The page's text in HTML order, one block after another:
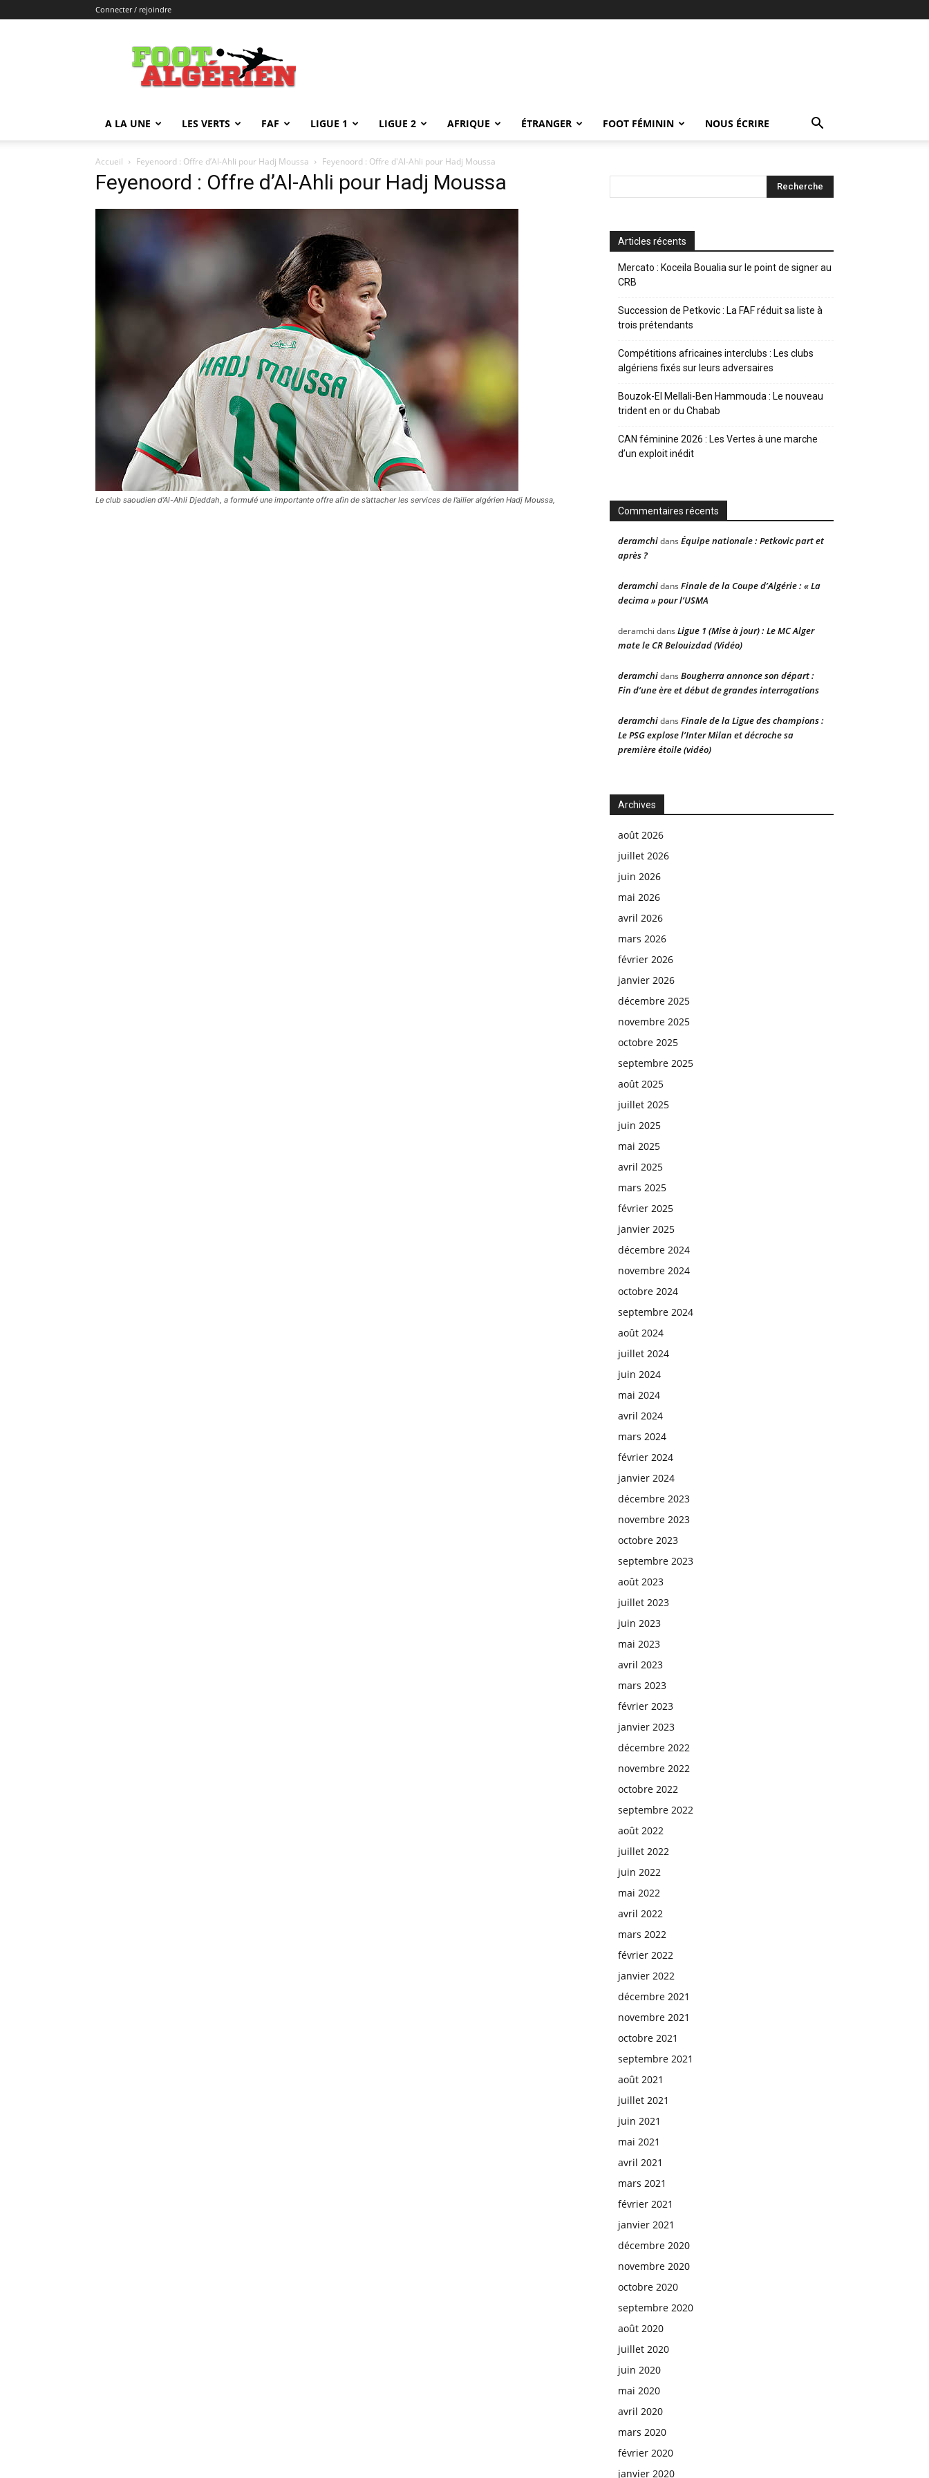
Connecter / rejoindre
FOOTALGERIEN
A LA UNE LES VERTS FAF LIGUE 1 LIGUE 2 AFRIQUE ÉTRANGER FOOT FÉMININ NOUS ÉCRIRE
Accueil Feyenoord : Offre d’Al-Ahli pour Hadj Moussa Feyenoord : Offre d'Al-Ahli pour Hadj Moussa
Feyenoord : Offre d’Al-Ahli pour Hadj Moussa
Le club saoudien d’Al-Ahli Djeddah, a formulé une importante offre afin de s’attacher les services de l’ailier algérien Hadj Moussa,
Articles récents
Mercato : Koceila Boualia sur le point de signer au
CRB
Succession de Petkovic : La FAF réduit sa liste à
trois prétendants
Compétitions africaines interclubs : Les clubs
algériens fixés sur leurs adversaires
Bouzok-El Mellali-Ben Hammouda : Le nouveau
trident en or du Chabab
CAN féminine 2026 : Les Vertes à une marche
d’un exploit inédit
Commentaires récents
deramchidans Équipe nationale : Petkovic part et
après ?
deramchidans Finale de la Coupe d’Algérie : « La
decima » pour l’USMA
deramchi dans Ligue 1 (Mise à jour) : Le MC Alger
mate le CR Belouizdad (Vidéo)
deramchidans Bougherra annonce son départ :
Fin d’une ère et début de grandes interrogations
deramchidans Finale de la Ligue des champions :
Le PSG explose l’Inter Milan et décroche sa
première étoile (vidéo)
Archives
août 2026
juillet 2026
juin 2026
mai 2026
avril 2026
mars 2026
février 2026
janvier 2026
décembre 2025
novembre 2025
octobre 2025
septembre 2025
août 2025
juillet 2025
juin 2025
mai 2025
avril 2025
mars 2025
février 2025
janvier 2025
décembre 2024
novembre 2024
octobre 2024
septembre 2024
août 2024
juillet 2024
juin 2024
mai 2024
avril 2024
mars 2024
février 2024
janvier 2024
décembre 2023
novembre 2023
octobre 2023
septembre 2023
août 2023
juillet 2023
juin 2023
mai 2023
avril 2023
mars 2023
février 2023
janvier 2023
décembre 2022
novembre 2022
octobre 2022
septembre 2022
août 2022
juillet 2022
juin 2022
mai 2022
avril 2022
mars 2022
février 2022
janvier 2022
décembre 2021
novembre 2021
octobre 2021
septembre 2021
août 2021
juillet 2021
juin 2021
mai 2021
avril 2021
mars 2021
février 2021
janvier 2021
décembre 2020
novembre 2020
octobre 2020
septembre 2020
août 2020
juillet 2020
juin 2020
mai 2020
avril 2020
mars 2020
février 2020
janvier 2020